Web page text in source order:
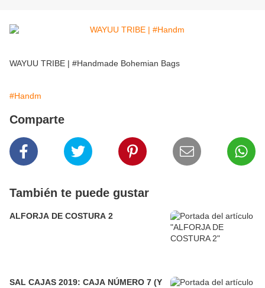
WAYUU TRIBE | #Handmade Bohemian Bags
#Handm
Comparte
También te puede gustar
ALFORJA DE COSTURA 2
SAL CAJAS 2019: CAJA NÚMERO 7 (Y